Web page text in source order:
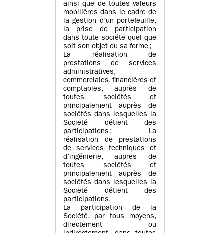
ainsi que de toutes valeurs
mobilières dans le cadre de
la gestion d’un portefeuille,
la prise de participation
dans toute société quel que
soit son objet ou sa forme ;
La réalisation de
prestations de services
administratives,
commerciales, financières et
comptables, auprès de
toutes sociétés et
principalement auprès de
sociétés dans lesquelles la
Société détient des
participations ; La
réalisation de prestations
de services techniques et
d’ingénierie, auprès de
toutes sociétés et
principalement auprès de
sociétés dans lesquelles la
Société détient des
participations,
La participation de la
Société, par tous moyens,
directement ou